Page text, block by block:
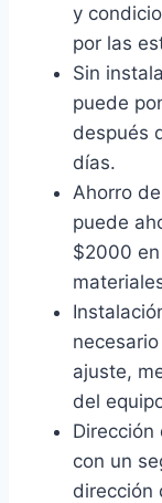
y
por las
Sin
puede
después
días.
Ahorro
puede
$2000
ajuste,
del
con un
dirección